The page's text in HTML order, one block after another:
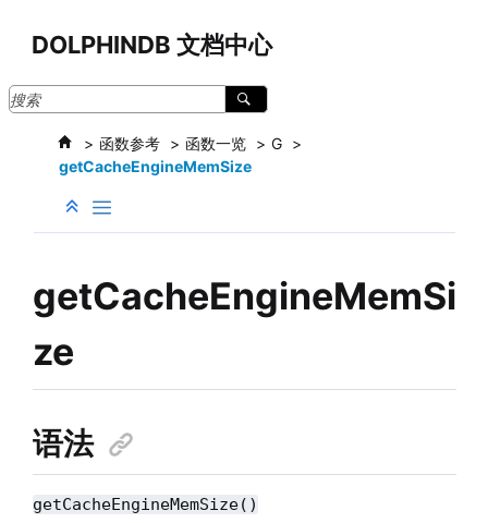
DOLPHINDB 文档中心
函数参考 函数一览
G
getCacheEngineMemSize
getCacheEngineMemSi
ze
语法
getCacheEngineMemSize()